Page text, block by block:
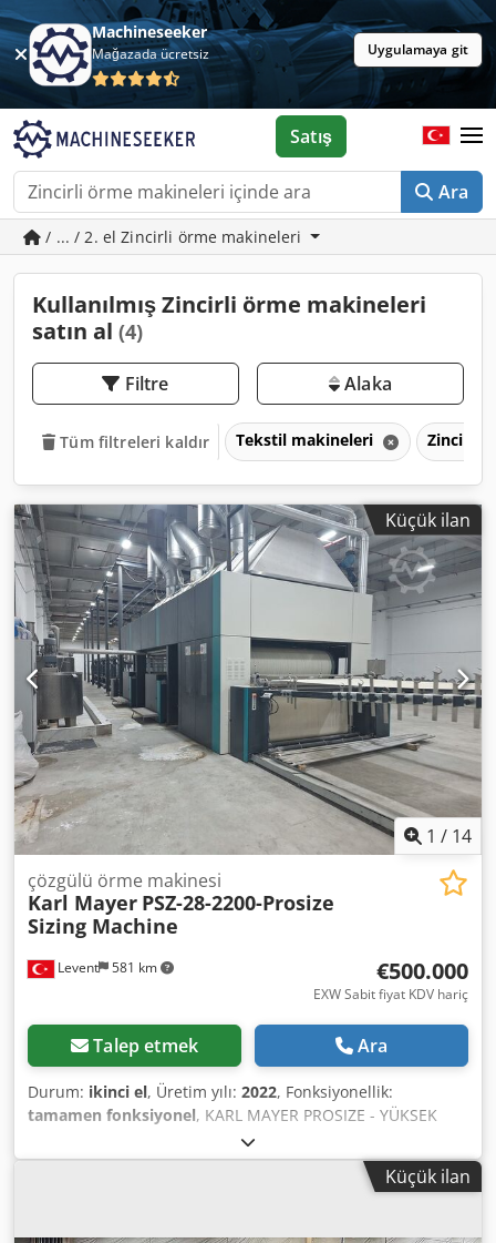
Machineseeker
Mağazada ücretsiz Uygulamaya git
Ara
Satış
/ ... / 2. el Zincirli örme makineleri
Kullanılmış Zincirli örme makineleri
satın al (4)
Filtre Alaka
Tüm filtreleri kaldır Tekstil makineleri Zincirli
Küçük ilan
1 / 14
Levent 581 km
çözgülü örme makinesi
Karl Mayer PSZ-28-2200-Prosize
Sizing Machine
€500.000
EXW Sabit fiyat KDV hariç
Talep etmek Ara
Durum: ikinci el, Üretim yılı: 2022, Fonksiyonellik:
tamamen fonksiyonel, KARL MAYER PROSIZE - YÜKSEK
PERFORMANSLI ve YENİLİKÇİ ÇÖZGÜ APRİME MAKİNESİ,
ipliklerin aprelenmesi için -28 Pozisyon : krelde maksimum
çalışma eni: 2200 mm -200 mm : çalışma aralığı -Çözgü
Küçük ilan